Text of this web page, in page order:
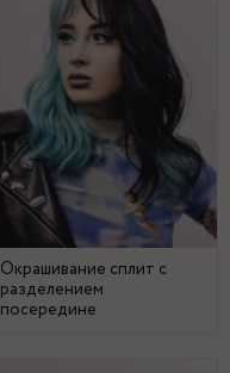
Окрашивание сплит с
разделением
посередине